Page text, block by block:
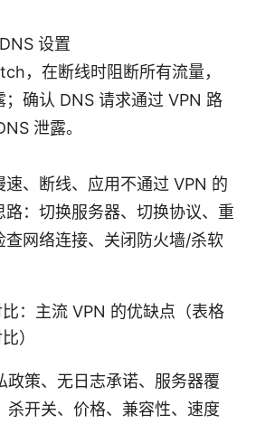
设置
，在断线时阻断所有流量，
；确认 DNS 请求通过 VPN 路
泄露。
速、断线、应用不通过 VPN 的
路：切换服务器、切换协议、重
查网络连接、关闭防火墙/杀软
：主流 VPN 的优缺点（表格
）
政策、无日志承诺、服务器覆
杀开关、价格、兼容性、速度